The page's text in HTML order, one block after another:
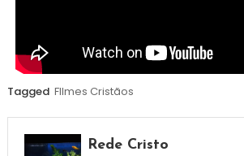
Tagged FIlmes Cristãos
Rede Cristo